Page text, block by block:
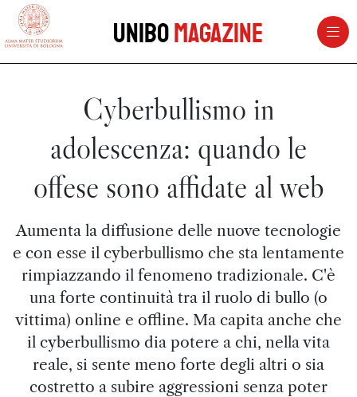
vai al contenuto della pagina
UniboMagazine
Cyberbullismo in
adolescenza: quando le
offese sono affidate al web
Aumenta la diffusione delle nuove tecnologie
e con esse il cyberbullismo che sta lentamente
rimpiazzando il fenomeno tradizionale. C'è
una forte continuità tra il ruolo di bullo (o
vittima) online e offline. Ma capita anche che
il cyberbullismo dia potere a chi, nella vita
reale, si sente meno forte degli altri o sia
costretto a subire aggressioni senza poter